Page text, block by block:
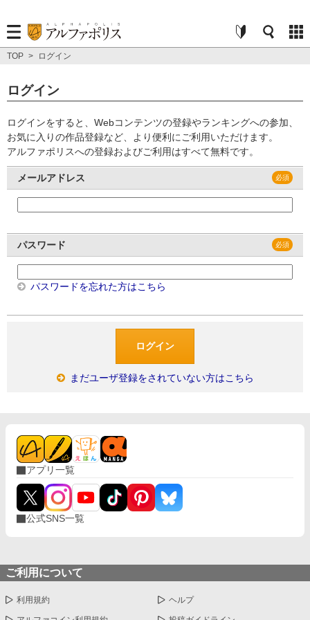
TOP > ログイン
ログイン
ログインをすると、Webコンテンツの登録やランキングへの参加、
お気に入りの作品登録など、より便利にご利用いただけます。
アルファポリスへの登録およびご利用はすべて無料です。
メールアドレス
パスワード
パスワードを忘れた方はこちら
まだユーザ登録をされていない方はこちら
アプリ一覧
公式SNS一覧
ご利用について
利用規約 ヘルプ